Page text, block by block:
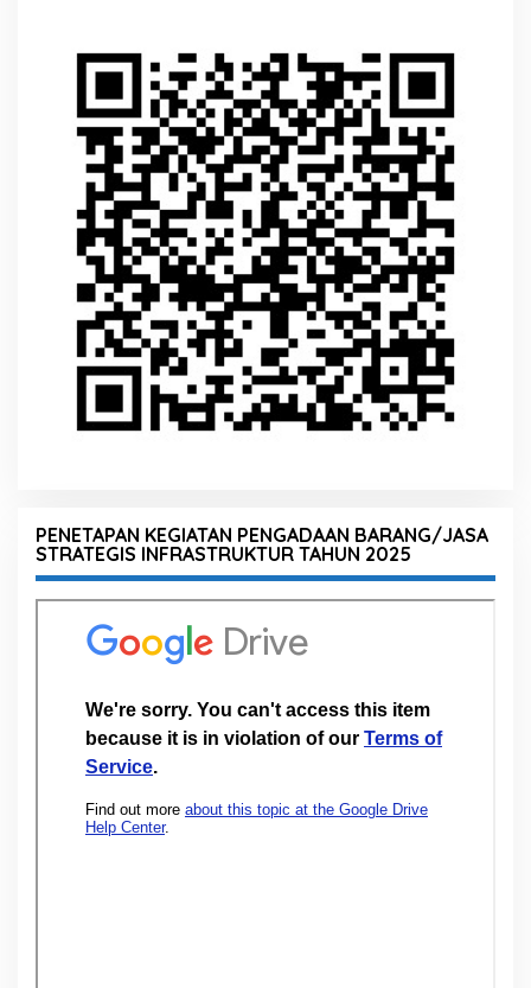
PENETAPAN KEGIATAN PENGADAAN BARANG/JASA
STRATEGIS INFRASTRUKTUR TAHUN 2025